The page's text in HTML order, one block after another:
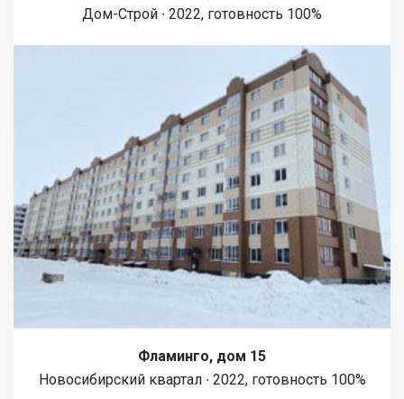
Дом-Строй ∙ 2022, готовность 100%
Фламинго, дом 15
Новосибирский квартал ∙ 2022, готовность 100%